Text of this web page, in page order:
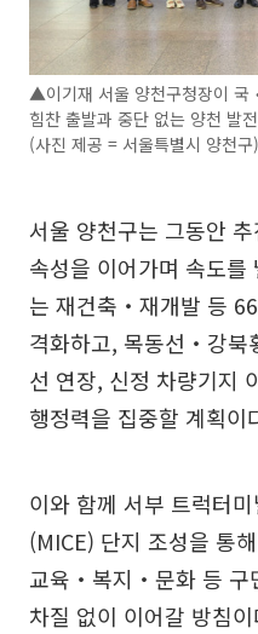
▲이기재 서울 양천구청장이 국
힘찬 출발과 중단 없는 양천 발
(사진 제공 = 서울특별시 양천구)
서울 양천구는 그동안
속성을 이어가며 속도
는 재건축‧재개발 등
격화하고, 목동선‧강북
선 연장, 신정 차량기지
행정력을 집중할 계획이
이와 함께 서부 트럭터
(MICE) 단지 조성을 통
교육‧복지‧문화 등 구
차질 없이 이어갈 방침